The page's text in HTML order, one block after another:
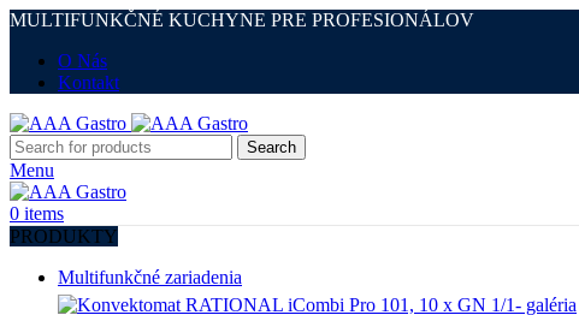
MULTIFUNKČNÉ KUCHYNE PRE PROFESIONÁLOV
O Nás
Kontakt
Search
Menu
0 items
PRODUKTY
Multifunkčné zariadenia